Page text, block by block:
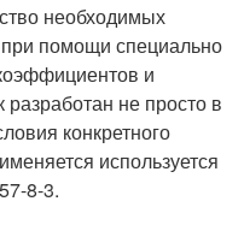
необходимых
помощи специально
и
не просто в
конкретного
используется
8-3.